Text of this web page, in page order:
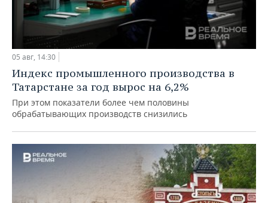
05 авг, 14:30
Индекс промышленного производства в
Татарстане за год вырос на 6,2%
При этом показатели более чем половины
обрабатывающих производств снизились